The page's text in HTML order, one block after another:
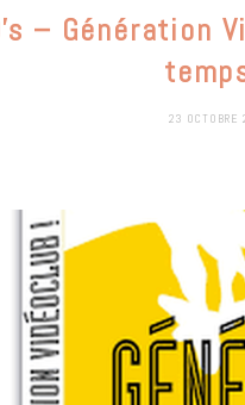
– Génération
23 OCTOBRE